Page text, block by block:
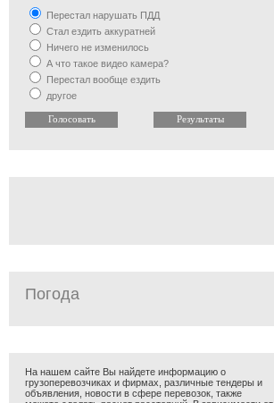
Перестал нарушать ПДД
Стал ездить аккуратней
Ничего не изменилось
А что такое видео камера?
Перестал вообще ездить
другое
Погода
На нашем сайте Вы найдете информацию о
грузоперевозчиках и фирмах, различные тендеры и
объявления, новости в сфере перевозок, также